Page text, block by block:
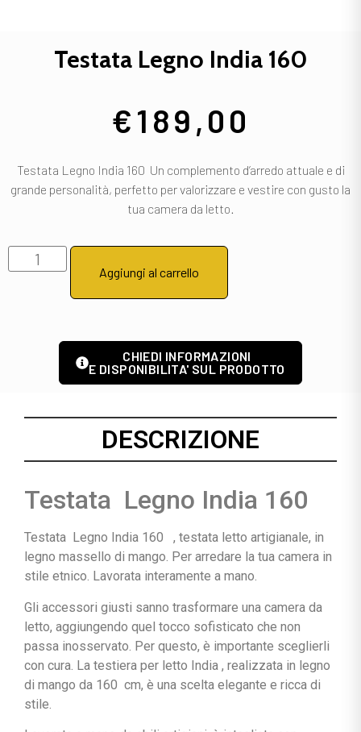
Testata Legno India 160
€189,00
Testata Legno India 160 Un complemento d’arredo attuale e di
grande personalità, perfetto per valorizzare e vestire con gusto la
tua camera da letto.
Aggiungi al carrello
CHIEDI INFORMAZIONI
E DISPONIBILITA' SUL PRODOTTO
DESCRIZIONE
Testata Legno India 160
Testata Legno India 160 , testata letto artigianale, in
legno massello di mango. Per arredare la tua camera in
stile etnico. Lavorata interamente a mano.
Gli accessori giusti sanno trasformare una camera da
letto, aggiungendo quel tocco sofisticato che non
passa inosservato. Per questo, è importante sceglierli
con cura. La testiera per letto India , realizzata in legno
di mango da 160 cm, è una scelta elegante e ricca di
stile.